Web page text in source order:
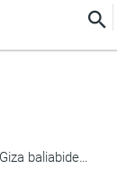
Giza baliabideen eguneratze tailerra (2026ko apirila - 2026ko urria) eta esperientzia praktikoak